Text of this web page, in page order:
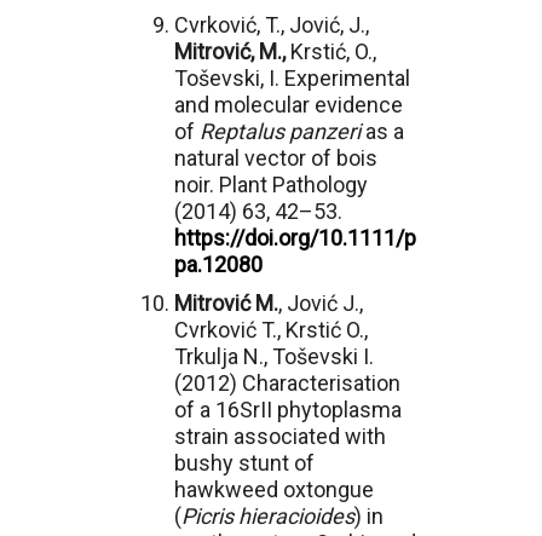
Cvrković, T., Jović, J.,
Mitrović, M.,Krstić, O.,
Toševski, I. Experimental
and molecular evidence
of Reptalus panzerias a
natural vector of bois
noir. Plant Pathology
(2014) 63, 42–53.
https://doi.org/10.1111/p
pa.12080
Mitrović M., Jović J.,
Cvrković T., Krstić O.,
Trkulja N., Toševski I.
(2012) Characterisation
of a 16SrII phytoplasma
strain associated with
bushy stunt of
hawkweed oxtongue
(Picris hieracioides) in